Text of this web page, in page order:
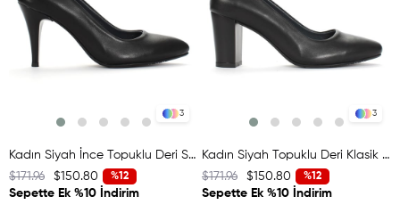
3
Kadın Siyah İnce Topuklu Deri Stiletto
%12
$150.80
$171.96
Sepette Ek %10 İndirim
3
Kadın Siyah Topuklu Deri Klasik Ayakkabı
%12
$150.80
$171.96
Sepette Ek %10 İndirim